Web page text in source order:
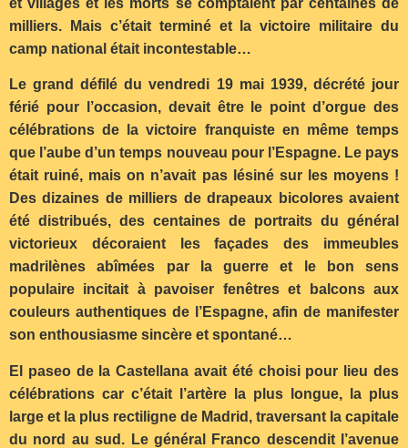
et villages et les morts se comptaient par centaines de
milliers. Mais c’était terminé et la victoire militaire du
camp national était incontestable…
Le grand défilé du vendredi 19 mai 1939, décrété jour
férié pour l’occasion, devait être le point d’orgue des
célébrations de la victoire franquiste en même temps
que l’aube d’un temps nouveau pour l’Espagne. Le pays
était ruiné, mais on n’avait pas lésiné sur les moyens !
Des dizaines de milliers de drapeaux bicolores avaient
été distribués, des centaines de portraits du général
victorieux décoraient les façades des immeubles
madrilènes abîmées par la guerre et le bon sens
populaire incitait à pavoiser fenêtres et balcons aux
couleurs authentiques de l’Espagne, afin de manifester
son enthousiasme sincère et spontané…
El paseo de la Castellana avait été choisi pour lieu des
célébrations car c’était l’artère la plus longue, la plus
large et la plus rectiligne de Madrid, traversant la capitale
du nord au sud. Le général Franco descendit l’avenue